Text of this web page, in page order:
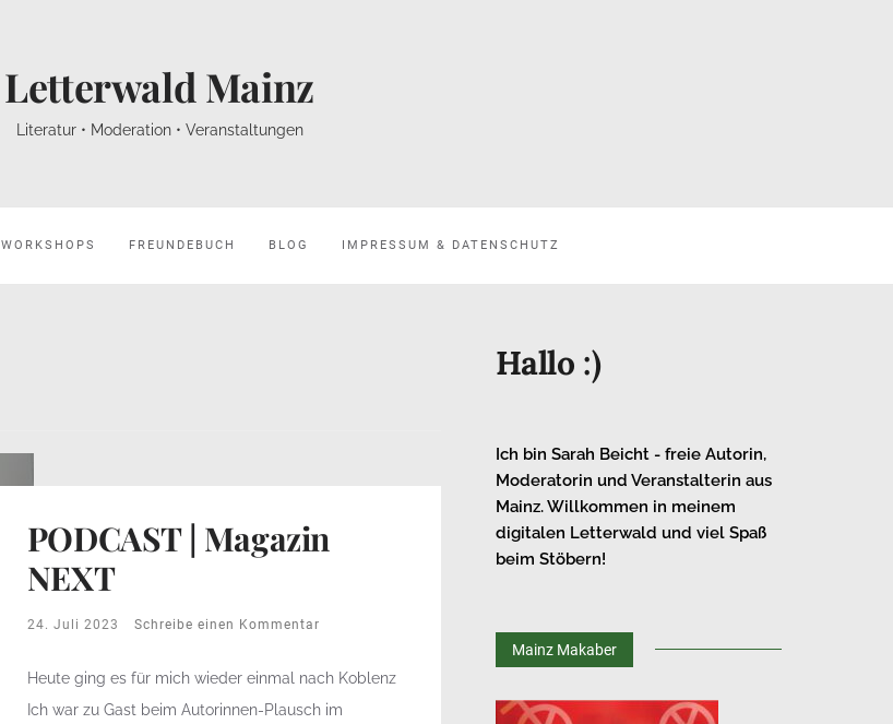
Letterwald Mainz
Literatur • Moderation • Veranstaltungen
WORKSHOPS FREUNDEBUCH BLOG IMPRESSUM & DATENSCHUTZ
PODCAST | Magazin
NEXT
24. Juli 2023 Schreibe einen Kommentar
Heute ging es für mich wieder einmal nach Koblenz
Ich war zu Gast beim Autorinnen-Plausch im
Hallo :)
Ich bin Sarah Beicht - freie Autorin,
Moderatorin und Veranstalterin aus
Mainz. Willkommen in meinem
digitalen Letterwald und viel Spaß
beim Stöbern!
Mainz Makaber